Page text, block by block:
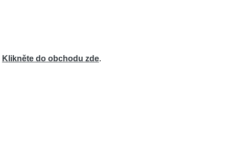
Klikněte do obchodu zde.